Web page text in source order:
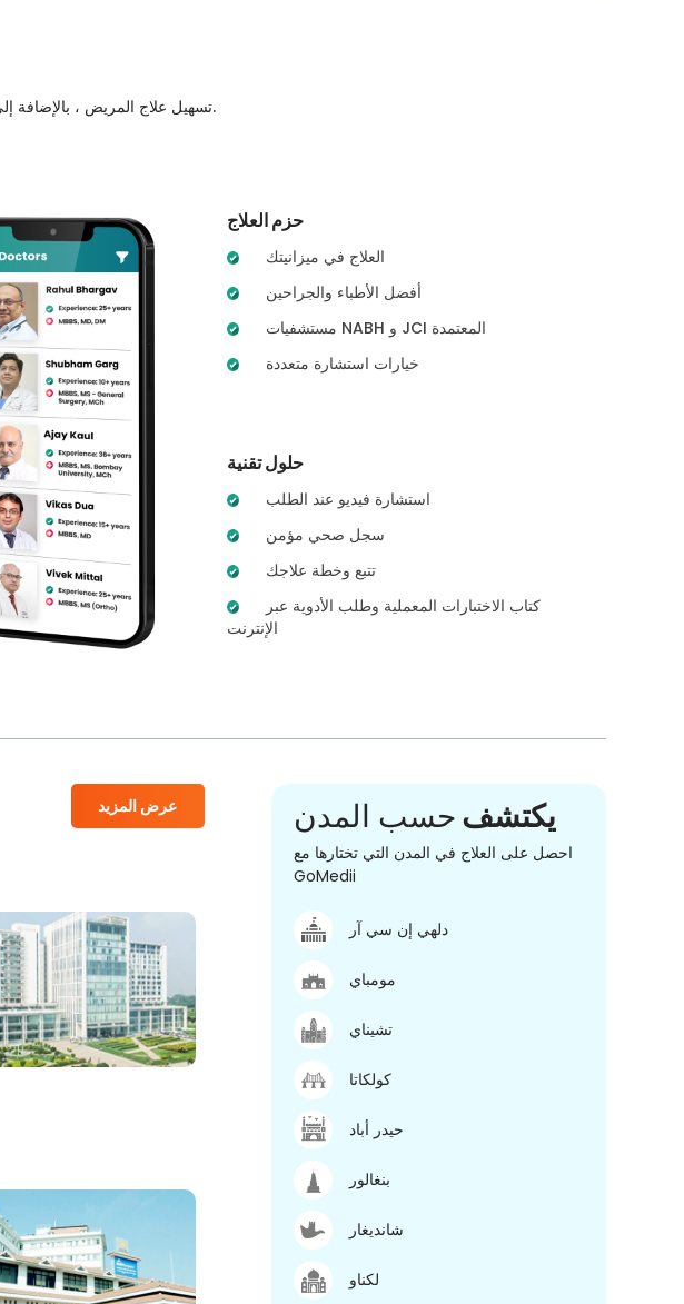
تسهيل علاج المريض ، بالإضافة إلى تمكينه بالحلول التي تعتمد على التكنولوجيا ونظام رعاية المرضى والشفافية في كل خطوة من خطوات رحلة العلاج.
حزم العلاج
العلاج في ميزانيتك
أفضل الأطباء والجراحين
مستشفيات NABH و JCI المعتمدة
خيارات استشارة متعددة
حلول تقنية
استشارة فيديو عند الطلب
سجل صحي مؤمن
تتبع وخطة علاجك
الإنترنت
عرض المزيد يكتشفحسب المدن
احصل على العلاج في المدن التي تختارها مع
GoMedii
دلهي إن سي آر
مومباي
تشيناي
كولكاتا
حيدر أباد
بنغالور
شانديغار
لكناو